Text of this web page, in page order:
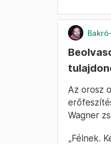
Az orosz
Wagner
„Félnek.